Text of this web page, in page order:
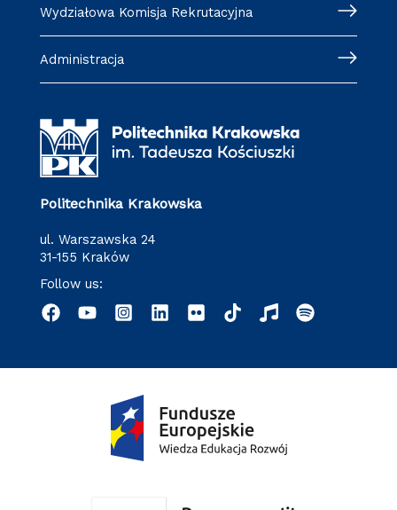
Wydziałowa Komisja Rekrutacyjna
Administracja
Politechnika Krakowska
ul. Warszawska 24
31-155 Kraków
Follow us: